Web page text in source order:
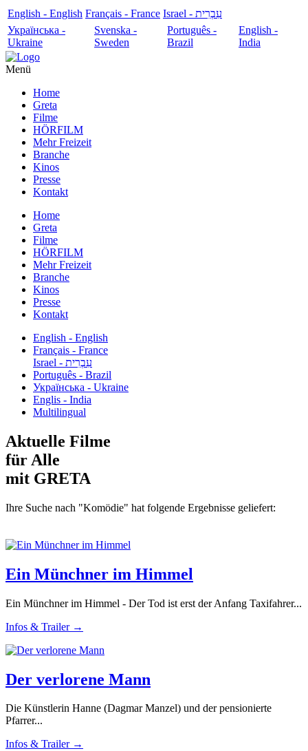
English - English Français - France
עִבְרִית - Israel
Українська -
Ukraine
Svenska -
Sweden
Português -
Brazil
English -
India
Menü
Home
Greta
Filme
HÖRFILM
Mehr Freizeit
Branche
Kinos
Presse
Kontakt
Home
Greta
Filme
HÖRFILM
Mehr Freizeit
Branche
Kinos
Presse
Kontakt
English - English
Français - France
עִבְרִית - Israel
Português - Brazil
Українська - Ukraine
Englis - India
Multilingual
Aktuelle Filme
für Alle
mit GRETA
Ihre Suche nach "Komödie" hat folgende Ergebnisse geliefert:
Ein Münchner im Himmel
Ein Münchner im Himmel - Der Tod ist erst der Anfang Taxifahrer...
Infos & Trailer →
Der verlorene Mann
Die Künstlerin Hanne (Dagmar Manzel) und der pensionierte
Pfarrer...
Infos & Trailer →